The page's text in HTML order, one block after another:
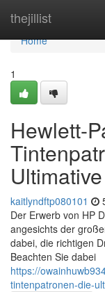
thejillist
Home
Home
1
Hewlett-
kaitlyndftp080101
Der Erwerb von HP
angesichts der
dabei, die richtigen
Beachten Sie dabei
https://
tintenpatronen-die-